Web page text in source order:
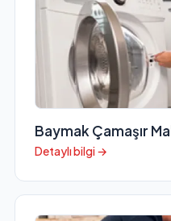
Baymak Çamaşır
Detaylı bilgi →